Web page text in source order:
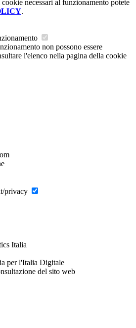
necessari al funzionamento potete
.
non possono essere
l'elenco nella pagina della cookie
privacy
Italia
per l'Italia Digitale
del sito web